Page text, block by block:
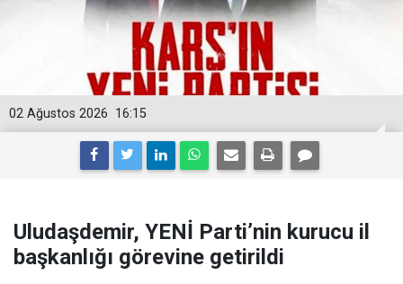
16:15
02 Ağustos 2026
Uludaşdemir, YENİ Parti’nin kurucu il
başkanlığı görevine getirildi